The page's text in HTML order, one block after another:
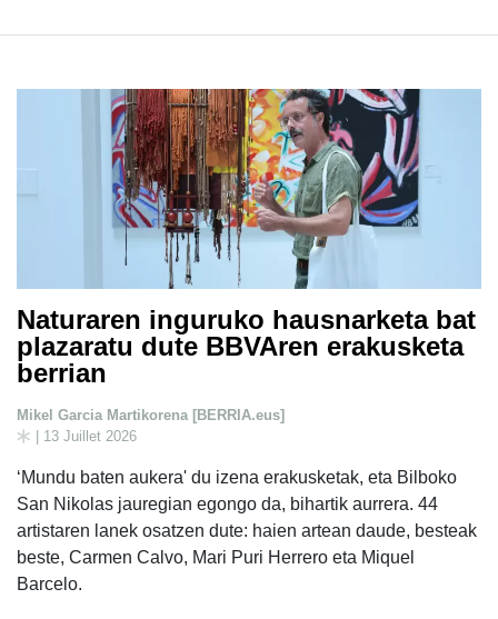
Naturaren inguruko hausnarketa bat
plazaratu dute BBVAren erakusketa
berrian
Mikel Garcia Martikorena [BERRIA.eus]
| 13 Juillet 2026
‘Mundu baten aukera' du izena erakusketak, eta Bilboko
San Nikolas jauregian egongo da, bihartik aurrera. 44
artistaren lanek osatzen dute: haien artean daude, besteak
beste, Carmen Calvo, Mari Puri Herrero eta Miquel
Barcelo.